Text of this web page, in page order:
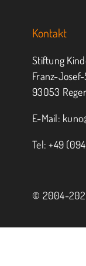
Kontakt
Stiftung
Franz-
93053
E-Mail:
Tel: +49
© 2004-